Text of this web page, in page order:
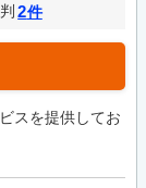
2件
スを提供してお